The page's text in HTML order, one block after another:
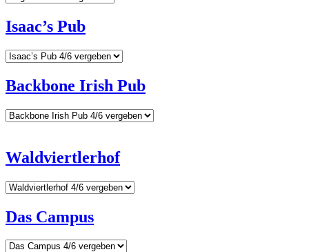
Isaac’s Pub
Backbone Irish Pub
Waldviertlerhof
Das Campus